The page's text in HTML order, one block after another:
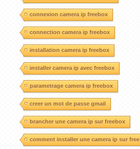
connexion camera ip freebox
connection camera ip freebox
installation camera ip freebox
installer camera ip avec freebox
parametrage camera ip freebox
creer un mot de passe gmail
brancher une camera ip sur freebox
comment installer une camera ip sur free